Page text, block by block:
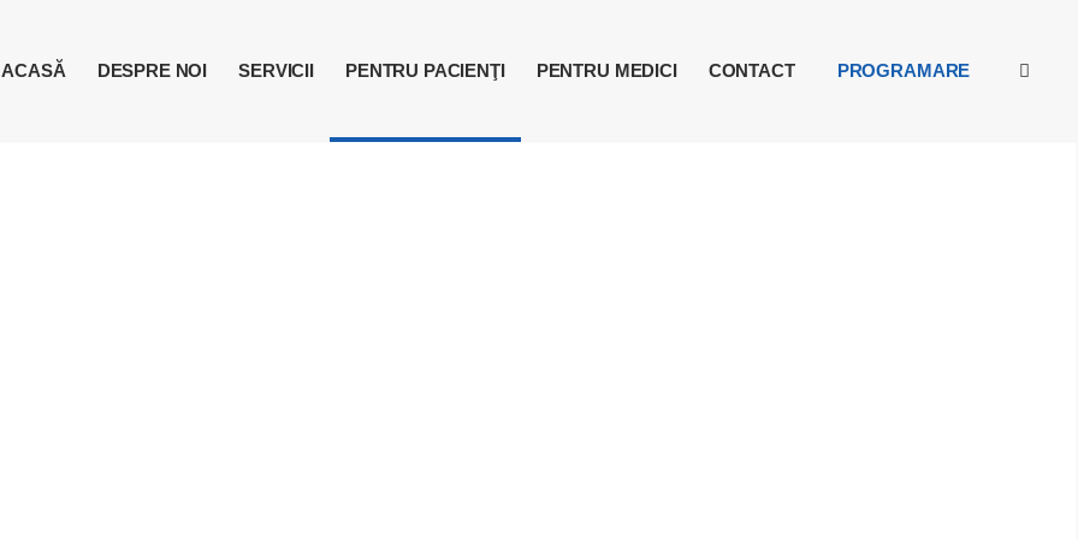
ACASĂ DESPRE NOI SERVICII PENTRU PACIENŢI PENTRU MEDICI CONTACT PROGRAMARE